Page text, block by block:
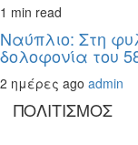
1 min read
Ναύπλιο: Στη
δολοφονία του
2 ημέρες ago admin
ΠΟΛΙΤΙΣΜΟΣ